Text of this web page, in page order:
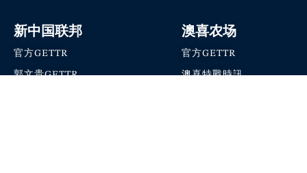
新中国联邦
官方GETTR
郭文贵GETTR
澳喜农场
官方GETTR
澳喜特戰時訊